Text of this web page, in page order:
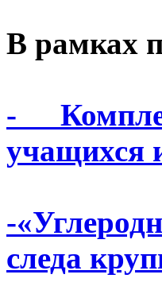
В рамках
-
учащихся
-
следа